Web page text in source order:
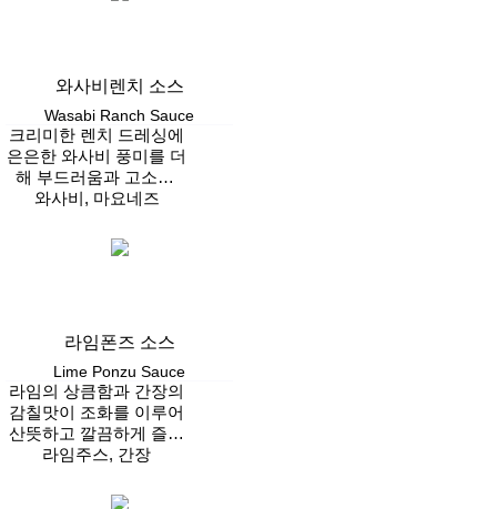
와사비렌치 소스
Wasabi Ranch Sauce
크리미한 렌치 드레싱에
은은한 와사비 풍미를 더
해 부드러움과 고소함,
상쾌한 매운맛이 어우러
와사비, 마요네즈
라임폰즈 소스
Lime Ponzu Sauce
라임의 상큼함과 간장의
감칠맛이 조화를 이루어
산뜻하고 깔끔하게 즐길
수 있는 소스
라임주스, 간장